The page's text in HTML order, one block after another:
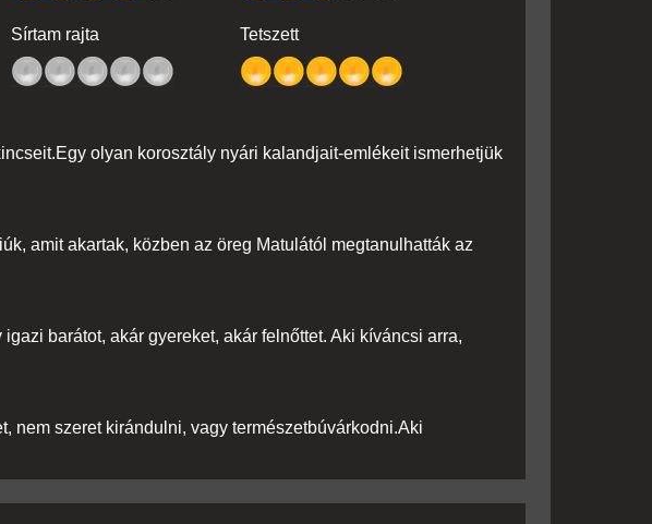
Sírtam rajta Tetszett
olyan korosztály nyári kalandjait-emlékeit ismerhetjük
amit akartak, közben az öreg Matulától megtanulhatták az
barátot, akár gyereket, akár felnőttet. Aki kíváncsi arra,
nem szeret kirándulni, vagy természetbúvárkodni.Aki